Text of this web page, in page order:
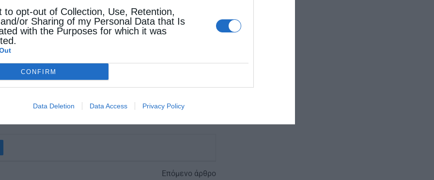
to opt-out of Collection, Use, Retention,
or Sharing of my Personal Data that Is
with the Purposes for which it was
CONFIRM
Data Deletion Data Access Privacy Policy
σε ένα πλαίσιο ιστορικής μνήμης και
ΕΚΔΗΛΏΣΕΙΣ ΕΠΊΣΚΟΠΟΣ ΜΑΓΝΗΣΊΑΣ ΧΡΙΣΤΌΔΟΥΛΟΣ
Επόμενο άρθρο